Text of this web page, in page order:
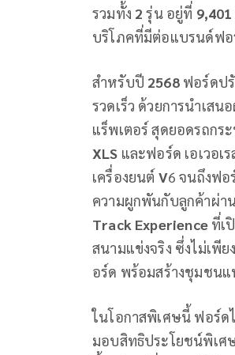
รวมทั้ง 2รุ่น อยู่ที่ 9,401
บริโภคที่มีต่อแบรนด์ฟอ
สำหรับปี 2568ฟอร์ดปรั
รวดเร็ว ด้วยการนำเส
แร็พเตอร์ สุดยอดรถกร
XLS และฟอร์ด เอเวอ
เครื่องยนต์ V6 จนถึงฟอ
ความผูกพันกับลูกค้าผ่า
Track Experience ที่เ
สนามแข่งจริง ซึ่งไม่เพี
อร์ด พร้อมสร้างชุมชน
ในโอกาสพิเศษนี้ ฟอร์ด
มอบสิทธิประโยชน์พิเศ